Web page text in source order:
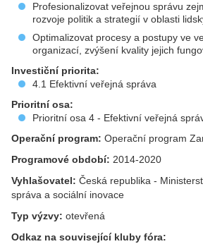
Profesionalizovat veřejnou správu
rozvoje politik a strategií v oblasti
Optimalizovat procesy a postupy ve
organizací, zvýšení kvality jejich
Investiční priorita:
4.1 Efektivní veřejná správa
Prioritní osa:
Prioritní osa 4 - Efektivní veřejná
Operační program: Operační program
Programové období: 2014-2020
Vyhlašovatel: Česká republika -
správa a sociální inovace
Typ výzvy: otevřená
Odkaz na související kluby fóra: